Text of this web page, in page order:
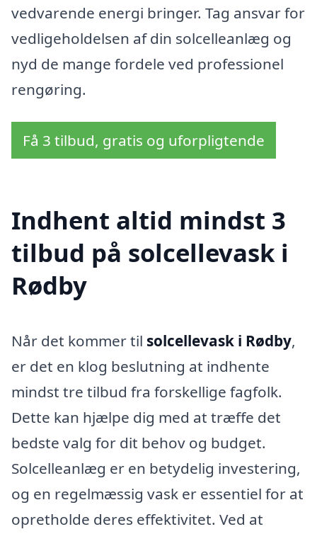
vedvarende energi bringer. Tag ansvar for
vedligeholdelsen af din solcelleanlæg og
nyd de mange fordele ved professionel
rengøring.
Få 3 tilbud, gratis og uforpligtende
Indhent altid mindst 3
tilbud på solcellevask i
Rødby
Når det kommer til solcellevask i Rødby,
er det en klog beslutning at indhente
mindst tre tilbud fra forskellige fagfolk.
Dette kan hjælpe dig med at træffe det
bedste valg for dit behov og budget.
Solcelleanlæg er en betydelig investering,
og en regelmæssig vask er essentiel for at
opretholde deres effektivitet. Ved at